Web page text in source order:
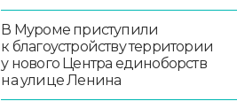
В Муроме приступили
к благоустройству территории
у нового Центра единоборств
на улице Ленина